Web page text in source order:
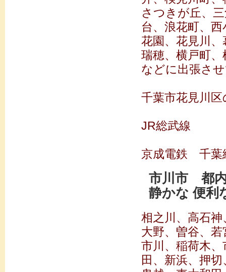
さつきが丘、
台、浪花町、
花園、花見川
瑞穂、横戸町、
などに出張さ
千葉市花見川区
JR総武線
京成電鉄 千
市川市 都内
静かな 便利
相之川、高石
大野、曽谷、若
市川、稲荷木
田、新浜、押